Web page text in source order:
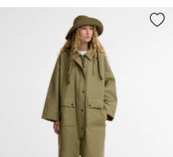
Giacca antipioggia Blearigg